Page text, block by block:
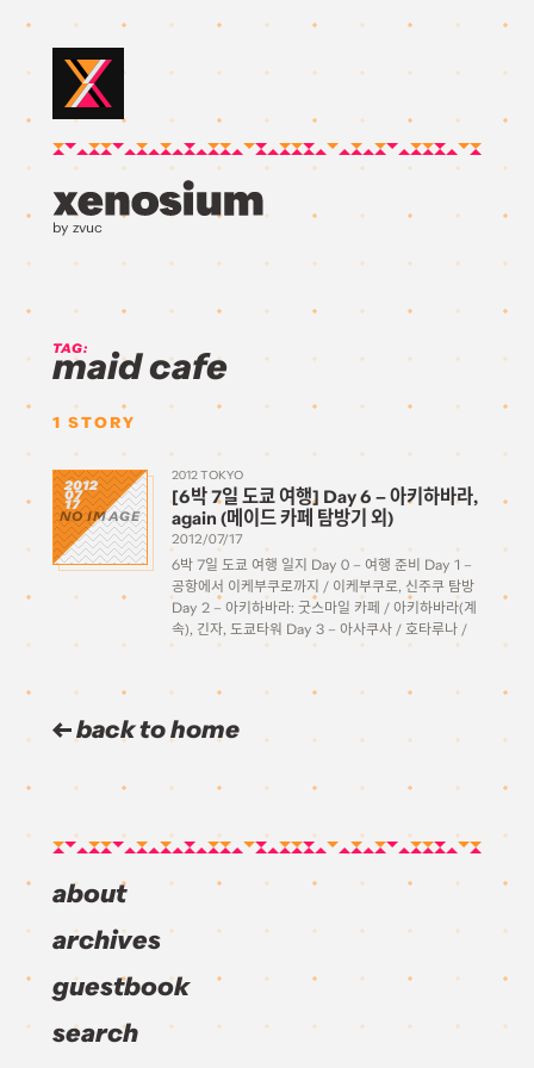
by zvuc
TAG:
maid cafe
1 STORY
NO IMAGE
2012
07
17
2012 TOKYO
[6박 7일 도쿄 여행] Day 6 – 아키하바라,
again (메이드 카페 탐방기 외)
2012/07/17
6박 7일 도쿄 여행 일지 Day 0 – 여행 준비 Day 1 –
공항에서 이케부쿠로까지 / 이케부쿠로, 신주쿠 탐방
Day 2 – 아키하바라: 굿스마일 카페 / 아키하바라(계
속), 긴자, 도쿄타워 Day 3 – 아사쿠사 / 호타루나 /
오다이바 Day 4 – […]
back to home
about
archives
guestbook
search